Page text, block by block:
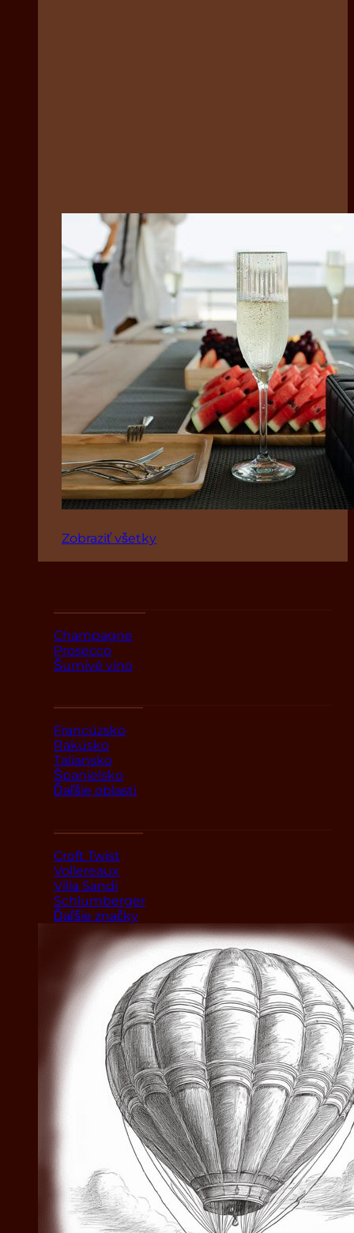
Zobraziť všetky
Champagne
Prosecco
Šumivé víno
Francúzsko
Rakúsko
Taliansko
Španielsko
Ďaľšie oblasti
Croft Twist
Vollereaux
Villa Sandi
Schlumberger
Ďaľšie značky